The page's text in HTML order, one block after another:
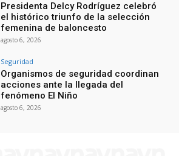
Presidenta Delcy Rodríguez celebró
el histórico triunfo de la selección
femenina de baloncesto
agosto 6, 2026
Seguridad
Organismos de seguridad coordinan
acciones ante la llegada del
fenómeno El Niño
agosto 6, 2026